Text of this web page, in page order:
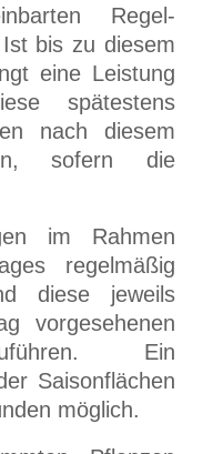
Regel-
bis zu diesem
eine Leistung
spätestens
nach diesem
sofern die
im Rahmen
regelmäßig
diese jeweils
vorgesehenen
Ein
Saisonflächen
möglich.